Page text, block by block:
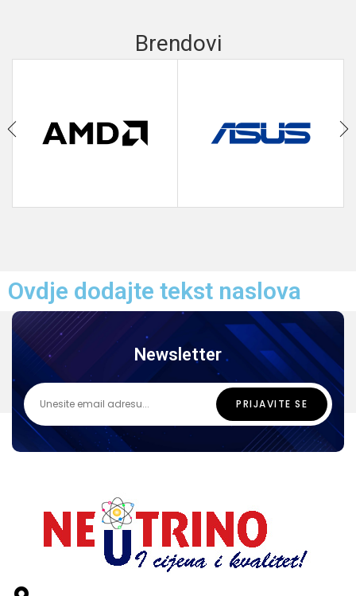
Brendovi
Ovdje dodajte tekst naslova
Newsletter